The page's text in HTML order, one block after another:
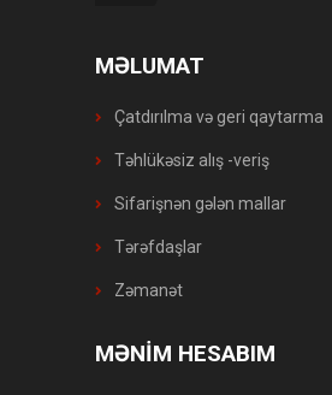
MƏLUMAT
Çatdırılma və geri qaytarma
Təhlükəsiz alış -veriş
Sifarişnən gələn mallar
Tərəfdaşlar
Zəmanət
MƏNİM HESABIM